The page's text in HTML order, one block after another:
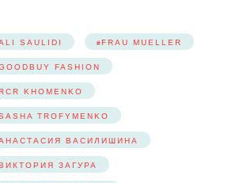
SAULIDI FRAU MUELLER
FASHION
KHOMENKO
TROFYMENKO
ВАСИЛИШИНА
ЗАГУРА